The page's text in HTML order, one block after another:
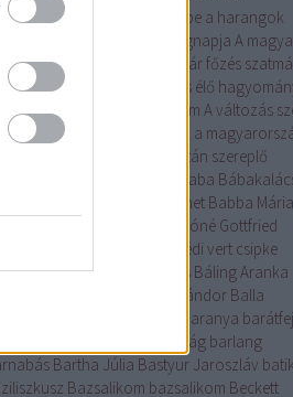
a betakarítás ünnepe a harangok
a kenyér világnapja A
alapformái
A szilvalekvár főzés
hagyománya
A tojásírás élő
A Tudás 6alom A változás
gyökérzettel rendelkeznek a
A Világörökség Listán szereplő
baba
Babanet Babba Mária
Bakóné Gottfried
balatonendrédi vert csipke
Balázs-járás balázsolás Báling Aranka
Bálint Sándor Balla
Baranya barátfej
Barkóság barlang
Bartha Júlia Bastyur Jaroszláv
Bazsalikom bazsalikom Beckett